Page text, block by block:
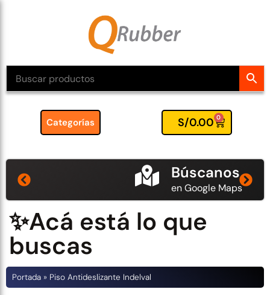
Categorías S/0.00 0
Búscanos
en Google Maps
✨Acá está lo que
buscas
Portada » Piso Antideslizante Indelval